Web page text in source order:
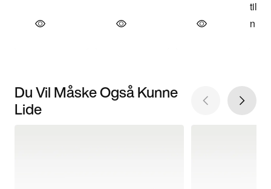
Du Vil Måske Også Kunne
Lide